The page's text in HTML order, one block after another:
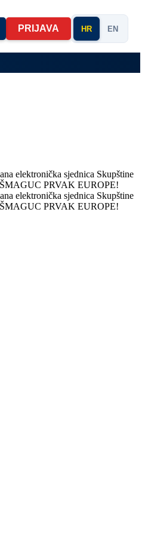
PRIJAVA HR EN
elektronička sjednica Skupštine
PRVAK EUROPE!
elektronička sjednica Skupštine
PRVAK EUROPE!